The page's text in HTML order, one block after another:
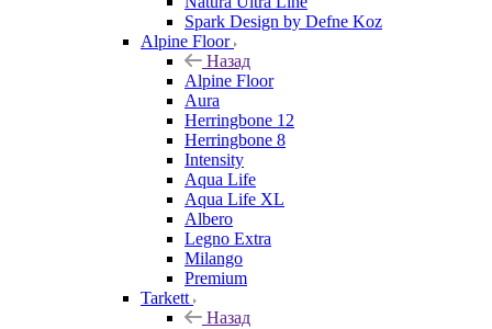
Spark Design by Defne Koz
Alpine Floor
Назад
Alpine Floor
Aura
Herringbone 12
Herringbone 8
Intensity
Aqua Life
Aqua Life XL
Albero
Legno Extra
Milango
Premium
Tarkett
Назад